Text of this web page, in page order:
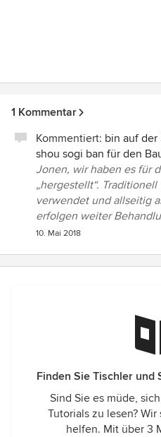
1 Kommentar
Kommentiert: bin auf der
shou sogi ban für den
Jonen, wir haben es für
„hergestellt“.
verwendet und allseitig
erfolgen weiter
10. Mai 2018
Finden Sie Tischler
Sind Sie es müde,
Tutorials zu lesen?
helfen. Mit über 3